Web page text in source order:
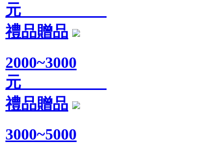
元
禮品贈品
2000~3000
元
禮品贈品
3000~5000